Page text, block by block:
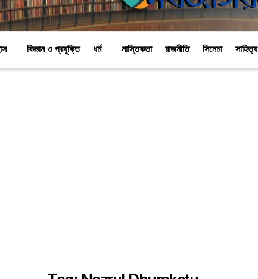
বিজ্ঞান ও প্রযুক্তি ধর্ম নাস্তিকতা রাজনীতি সিনেমা সাহিত্য